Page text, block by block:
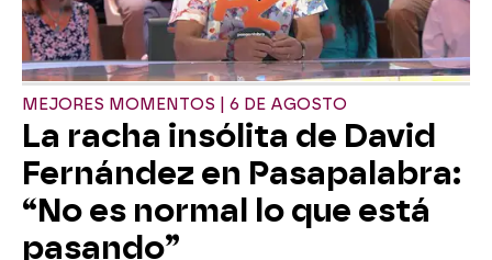
MEJORES MOMENTOS | 6 DE AGOSTO
La racha insólita de David
Fernández en Pasapalabra:
“No es normal lo que está
pasando”